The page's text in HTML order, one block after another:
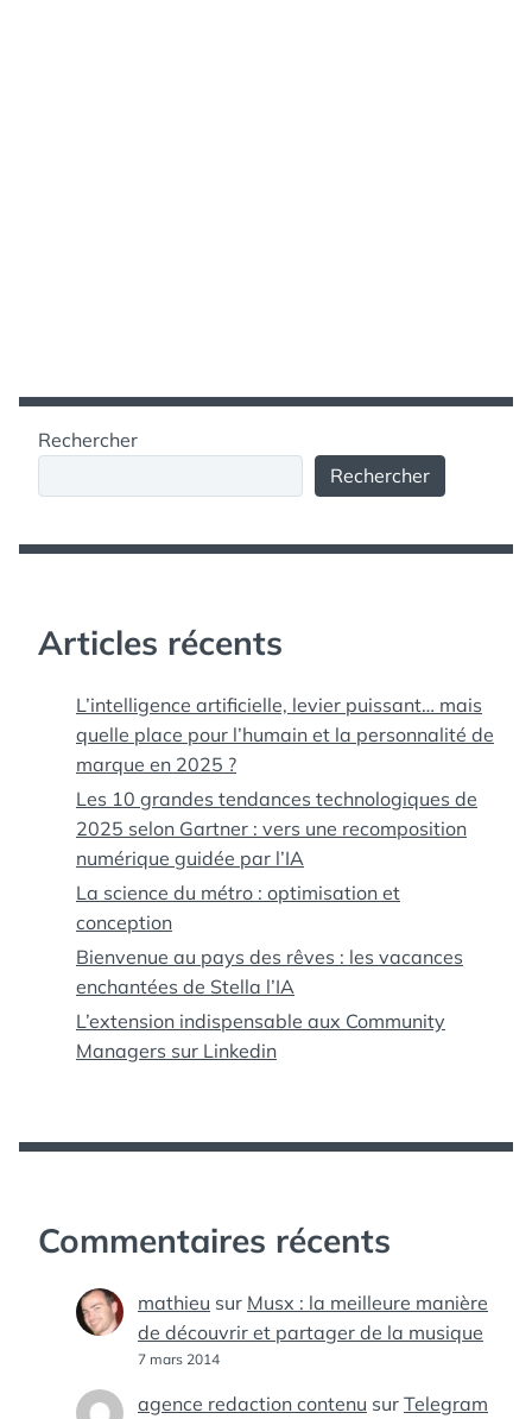
Rechercher
Rechercher
Articles récents
L’intelligence artificielle, levier puissant… mais
quelle place pour l’humain et la personnalité de
marque en 2025 ?
Les 10 grandes tendances technologiques de
2025 selon Gartner : vers une recomposition
numérique guidée par l’IA
La science du métro : optimisation et
conception
Bienvenue au pays des rêves : les vacances
enchantées de Stella l’IA
L’extension indispensable aux Community
Managers sur Linkedin
Commentaires récents
mathieu sur Musx : la meilleure manière
de découvrir et partager de la musique
7 mars 2014
agence redaction contenu sur Telegram